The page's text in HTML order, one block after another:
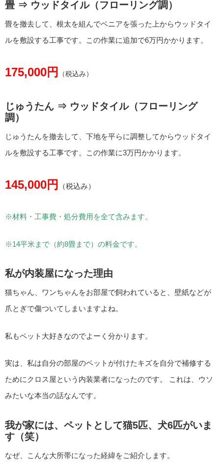
畳 ⇒ ウッドタイル（フローリング調）
畳を撤去して、根太を組んでベニアを張った上からウッドタイ
ルを敷設する工事です。この作業に追加で6万円かかります。
175,000円 （税込み）
じゅうたん ⇒ ウッドタイル（フローリング
調）
じゅうたんを撤去して、下地を平らに調整してからウッドタイ
ルを敷設する工事です。この作業に3万円かかります。
145,000円 （税込み）
※材料・工事費・処分費用を全て含みます。
※14平米まで（約8畳まで）の料金です。
私が内装屋になった理由
猫ちゃん、ワンちゃんをお部屋で飼われていると、壁紙などが
爪とぎで傷ついてしまいますよね。
私もペット大好きなのでよーく分かります。
実は、私は自分の部屋のペットが付けたキズを自分で補修する
ためにクロス屋という内装業者になったのです。 これは、ウソ
みたいな本当の話なんです。
我が家には、ペットとして猫5匹、犬6匹がいま
す（笑）
なぜ、こんな大所帯になった経緯をご紹介します。